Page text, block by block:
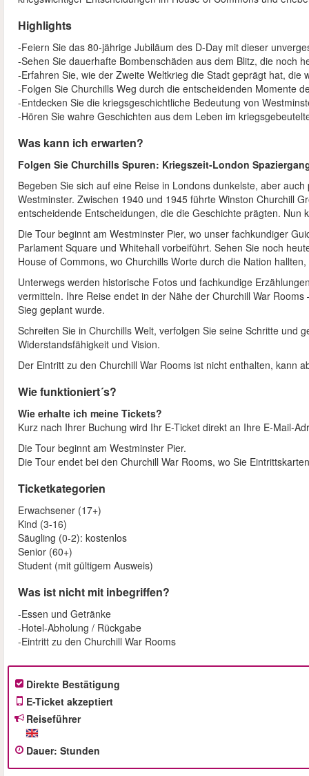
Highlights
-Feiern Sie das 80-jährige Jubiläum des D-Day mit dieser
-Sehen Sie dauerhafte Bombenschäden aus dem Blitz, die noch
-Erfahren Sie, wie der Zweite Weltkrieg die Stadt geprägt hat, die
-Folgen Sie Churchills Weg durch die entscheidenden Momente
-Entdecken Sie die kriegsgeschichtliche Bedeutung von
-Hören Sie wahre Geschichten aus dem Leben im
Was kann ich erwarten?
Folgen Sie Churchills Spuren: Kriegszeit-London
Begeben Sie sich auf eine Reise in Londons dunkelste, aber
Westminster. Zwischen 1940 und 1945 führte Winston Churchill
entscheidende Entscheidungen, die die Geschichte prägten.
Die Tour beginnt am Westminster Pier, wo unser fachkundiger
Parlament Square und Whitehall vorbeiführt. Sehen Sie noch
House of Commons, wo Churchills Worte durch die Nation
Unterwegs werden historische Fotos und fachkundige
vermitteln. Ihre Reise endet in der Nähe der Churchill War
Sieg geplant wurde.
Schreiten Sie in Churchills Welt, verfolgen Sie seine Schritte und
Widerstandsfähigkeit und Vision.
Der Eintritt zu den Churchill War Rooms ist nicht enthalten, kann
Wie funktioniert´s?
Wie erhalte ich meine Tickets?
Kurz nach Ihrer Buchung wird Ihr E-Ticket direkt an Ihre E-Mail-
Die Tour beginnt am Westminster Pier.
Die Tour endet bei den Churchill War Rooms, wo Sie
Ticketkategorien
Erwachsener (17+)
Kind (3-16)
Säugling (0-2): kostenlos
Senior (60+)
Student (mit gültigem Ausweis)
Was ist nicht mit inbegriffen?
-Essen und Getränke
-Hotel-Abholung / Rückgabe
-Eintritt zu den Churchill War Rooms
Direkte Bestätigung
E-Ticket akzeptiert
Reiseführer
Dauer: Stunden